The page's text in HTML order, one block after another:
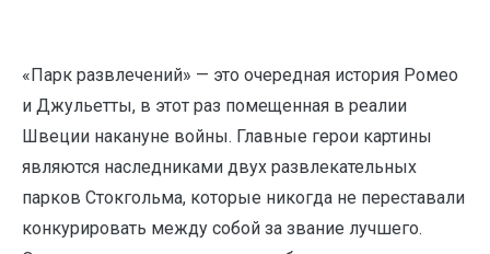
«Парк развлечений» — это очередная история Ромео
и Джульетты, в этот раз помещенная в реалии
Швеции накануне войны. Главные герои картины
являются наследниками двух развлекательных
парков Стокгольма, которые никогда не переставали
конкурировать между собой за звание лучшего.